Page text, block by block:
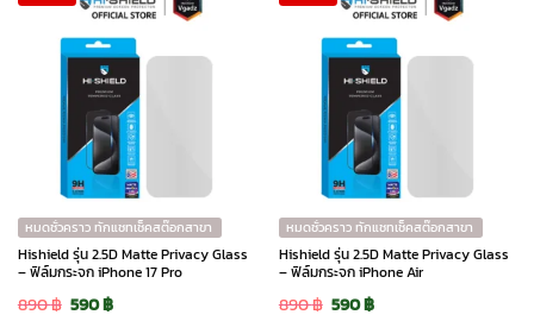
หมดชั่วคราว ทักแชทเช็คสต๊อกสาขา
Hishield รุ่น 2.5D Matte Privacy Glass
– ฟิล์มกระจก iPhone 17 Pro
890฿ Original
590฿Current
หมดชั่วคราว ทักแชทเช็คสต๊อกสาขา
Hishield รุ่น 2.5D Matte Privacy Glass
– ฟิล์มกระจก iPhone Air
890฿ Original
590฿Current